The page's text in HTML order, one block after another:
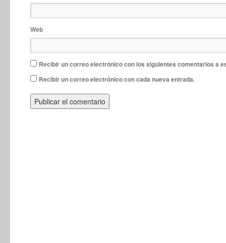
Web
Recibir un correo electrónico con los siguientes comentarios a
Recibir un correo electrónico con cada nueva entrada.